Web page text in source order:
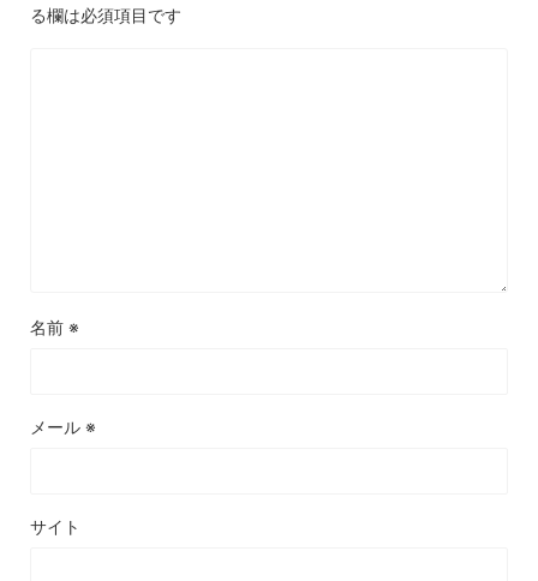
る欄は必須項目です
名前 ※
メール ※
サイト